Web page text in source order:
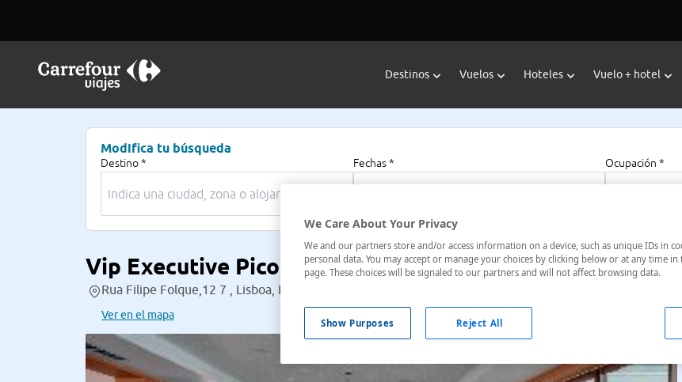
Destinos Vuelos Hoteles Vuelo + hotel
Modifica tu búsqueda
Destino * Fechas * Ocupación *
Vip Executive Picoas
Rua Filipe Folque,12 7 , Lisboa, Región De Lisboa, Portugal
Ver en el mapa
We Care About Your Privacy
We and our partners store and/or access information on a device, such as unique IDs in
personal data. You may accept or manage your choices by clicking below or at any time
page. These choices will be signaled to our partners and will not affect browsing data.
Show Purposes Reject All